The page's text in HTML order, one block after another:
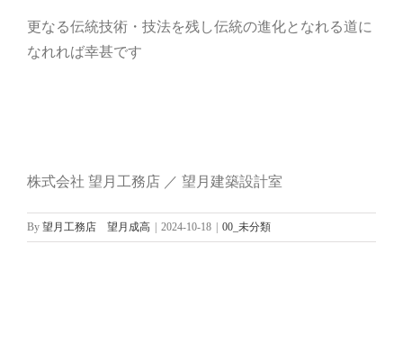
更なる伝統技術・技法を残し伝統の進化となれる道に
なれれば幸甚です
株式会社 望月工務店 ／ 望月建築設計室
By 望月工務店 望月成高 2024-10-18 00_未分類